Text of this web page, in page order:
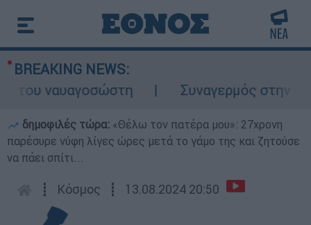
BREAKING NEWS:
ναυαγοσώστη
Συναγερμός στην
δημοφιλές τώρα: «Θέλω τον πατέρα μου»: 27χρονη
παρέσυρε νύφη λίγες ώρες μετά το γάμο της και ζητούσε
να πάει σπίτι...
┋ Κόσμος ┋ 13.08.2024 20:50